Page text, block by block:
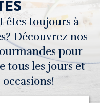
êtes toujours à
Découvrez nos
pour
tous les jours et